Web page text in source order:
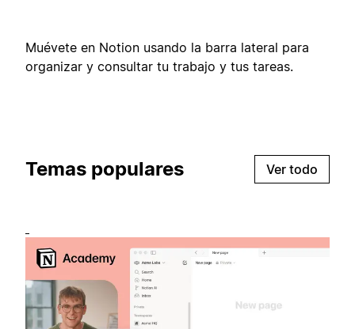
Muévete en Notion usando la barra lateral para
organizar y consultar tu trabajo y tus tareas.
Temas populares Ver todo